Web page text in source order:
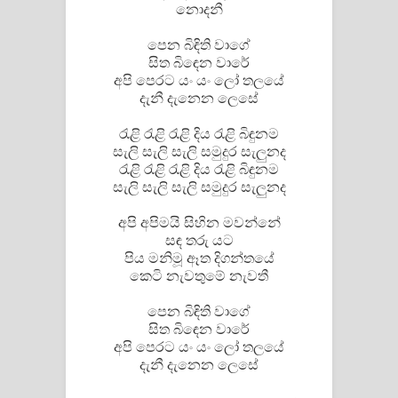
Aramuna Song Lyrics - අරමුණ ගීතයේ
පද පෙළ
Sandata Duka Hithila Song Lyrics -
Sihina Song Lyrics - සිහින ගීතයේ පද
පෙළ
Father Song Lyrics - ෆාදර් ගීතයේ පද
Dannawada Mawa Song Lyrics -
දන්නවාද මාව ගීතයේ පද පෙළ
නොදනී
පෙන බිඳිති වාගේ
සිත බිඳෙන වාරේ
අපි පෙරට යං යං ලෝ තලයේ
දැනී දැනෙන ලෙසේ
රැළි රැළි රැළි දිය රැළි බිඳුනම
සැලි සැලි සැලි සමුදුර සැලුනද
රැළි රැළි රැළි දිය රැළි බිඳුනම
සැලි සැලි සැලි සමුදුර සැලුනද
අපි අපිමයි සිහින මවන්නේ
සඳ තරු යට
පිය මනිමූ ඈත දිගන්තයේ
කෙටි නැවතුමේ නැවතී
පෙන බිඳිති වාගේ
සිත බිඳෙන වාරේ
අපි පෙරට යං යං ලෝ තලයේ
දැනී දැනෙන ලෙසේ